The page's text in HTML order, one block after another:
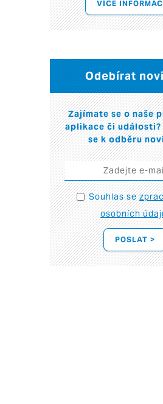
VÍCE
Odebírat
Zajímate se o naše
aplikace či
se k odběru
Souhlas se
osobních
POSLAT >